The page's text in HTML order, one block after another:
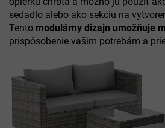
sedadlo alebo ako sekciu na
Tento modulárny dizajn umožňuje
prispôsobenie vašim potrebám a